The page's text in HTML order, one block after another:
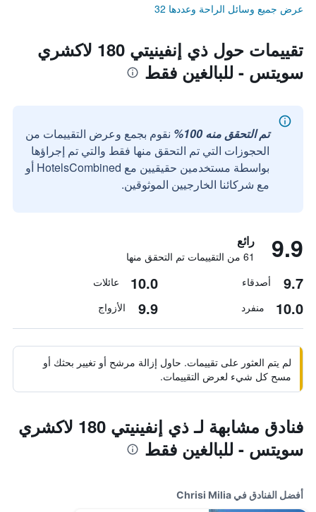
عرض جميع وسائل الراحة وعددها 32
تقييمات حول ذي إنفينيتي 180 لاكشري
سويتس - للبالغين فقط
تم التحقق منه 100%
نقوم بجمع وعرض التقييمات من
الحجوزات التي تم التحقق منها فقط والتي تم إجراؤها
بواسطة مستخدمين حقيقيين مع HotelsCombined أو
مع شركائنا الخارجيين الموثوقين.
9.9 رائع
61 من التقييمات تم التحقق منها
9.7 أصدقاء 10.0 عائلات
10.0 منفرد 9.9 الأزواج
لم يتم العثور على تقييمات. حاول إزالة مرشح أو تغيير بحثك أو
مسح كل شيء لعرض التقييمات.
فنادق مشابهة لـ ذي إنفينيتي 180 لاكشري
سويتس - للبالغين فقط
أفضل الفنادق في Chrisi Milia